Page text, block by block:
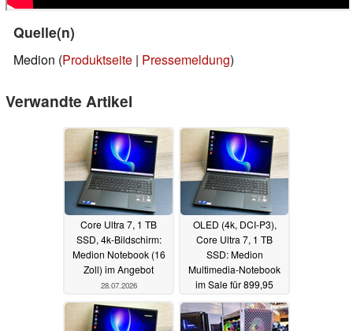
Quelle(n)
Medion (Produktseite | Pressemeldung)
Verwandte Artikel
Core Ultra 7, 1 TB
SSD, 4k-Bildschirm:
Medion Notebook (16
Zoll) im Angebot
28.07.2026
OLED (4k, DCI-P3),
Core Ultra 7, 1 TB
SSD: Medion
Multimedia-Notebook
im Sale für 899,95
17.12.2025